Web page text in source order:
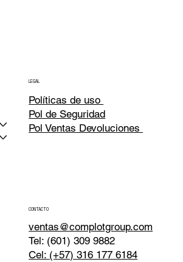
LEGAL
Políticas de uso
Pol de Seguridad
Pol Ventas Devoluciones
CONTACTO
ventas@complotgroup.com
Tel: (601) 309 9882
Cel: (+57) 316 177 6184